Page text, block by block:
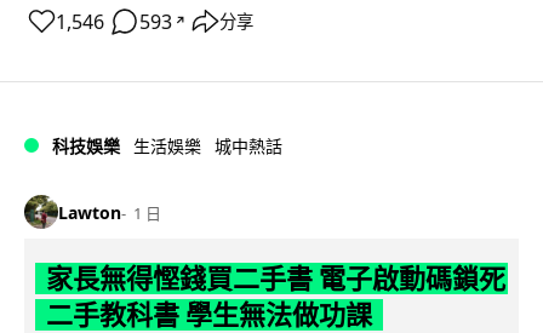
1,546 593 ↗ 分享
科技娛樂 生活娛樂 城中熱話
Lawton 1 日
家長無得慳錢買二手書 電子啟動碼鎖死
二手教科書 學生無法做功課